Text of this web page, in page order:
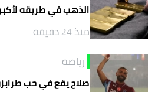
الذهب في طريقه
منذ 24 دقيقة
رياضة
صلاح يقع في حب